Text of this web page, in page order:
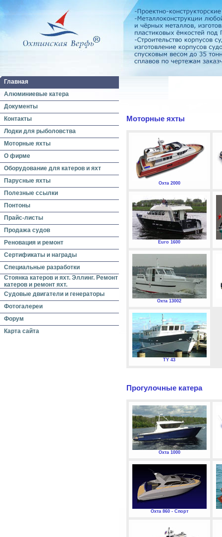
Главная
Алюминиевые катера
Документы
Контакты
Лодки для рыболовства
Моторные яхты
О фирме
Оборудование для катеров и яхт
Парусные яхты
Полезные ссылки
Понтоны
Прайс-листы
Продажа судов
Реновация и ремонт
Сертификаты и награды
Специальные разработки
Стоянка катеров и яхт. Эллинг. Ремонт
катеров и ремонт яхт.
Судовые двигатели и генераторы
Фотогалереи
Форум
Карта сайта
Моторные яхты
Охта 2000
Euro 1600
Охта 13002
TY 43
Прогулочные катера
Охта 1000
Охта 860 - Спорт